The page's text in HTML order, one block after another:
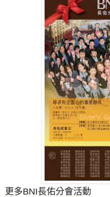
更多BNI長佑分會活動